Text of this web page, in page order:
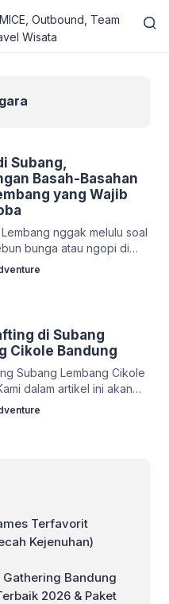
Subang,
Basah-Basahan
yang Wajib
nggak melulu soal
bunga atau ngopi di
Buat kamu yang doyan
suka petualangan seru,
dekat banget dari
butuh waktu sekitar
naik mobil. Cocok banget
pengin nambah […]
di Subang
Cikole Bandung
Subang Lembang Cikole
dalam artikel ini akan
kegiatan rafting di
Bandung Jawa Barat.
Terfavorit
Kejenuhan)
Gathering Bandung
2026 & Paket